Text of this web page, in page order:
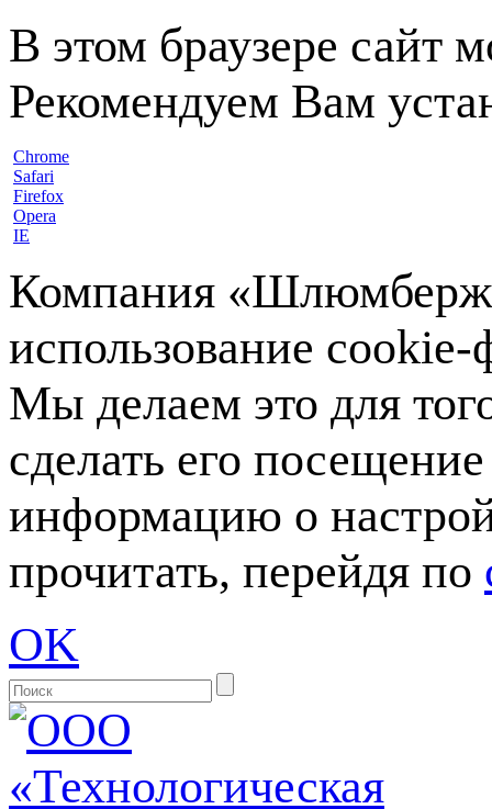
В этом браузере сайт
Рекомендуем Вам
Chrome
Safari
Firefox
Opera
IE
Компания
использование
Мы делаем это для
сделать его
информацию о
прочитать, перейдя по
OK